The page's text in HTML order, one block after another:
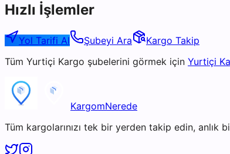
Hızlı İşlemler
Yol Tarifi Al Şubeyi Ara
Kargo Takip
Tüm Yurtiçi Kargo şubelerini görmek için Yurtiçi
KargomNerede
Tüm kargolarınızı tek bir yerden takip edin, anlık